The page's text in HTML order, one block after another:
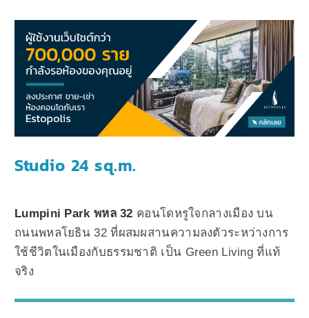
Studio 24 sq.m.
Lumpini Park พหล 32 คอนโดหรูใจกลางเมือง บน
ถนนพหลโยธิน 32 ที่ผสมผสานความลงตัวระหว่างการ
ใช้ชีวิตในเมืองกับธรรมชาติ เป็น Green Living ที่แท้
จริง